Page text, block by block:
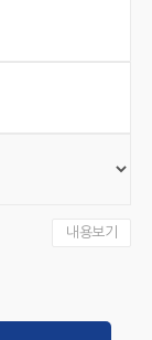
내용보기